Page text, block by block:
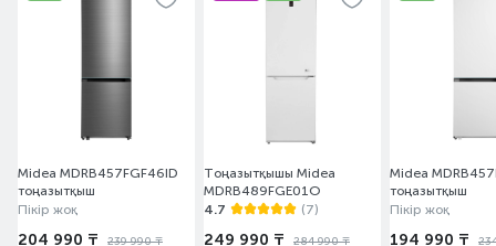
Midea MDRB457FGF46ID
тоңазытқыш
Пікір жоқ
204 990 ₸ 239 990 ₸
Тоңазытқышы Midea
MDRB489FGE01O
4.7
(7)
249 990 ₸ 284 990 ₸
Midea
тоңазытқыш
Пікір жоқ
194 990 ₸